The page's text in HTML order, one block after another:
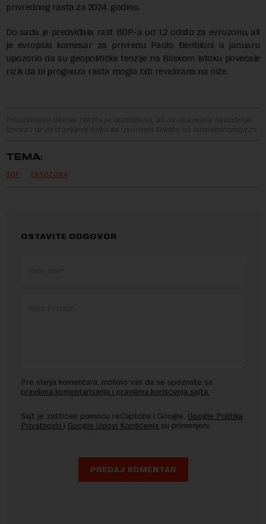
privrednog rasta za 2024. godinu.
Do sada je predviđala rast BDP-a od 1,2 odsto za evrozonu, ali
je evropski komesar za privredu Paolo Đentiloni u januaru
upozorio da su geopolitičke tenzije na Bliskom istoku povećale
rizik da bi prognoza rasta mogla biti revidirana na niže.
Preuzimanje delova teksta je dozvoljeno, ali uz obavezno navođenje
izvora i uz postavljanje linka ka izvornom tekstu na novaekonomija.rs
TEMA:
BDP EVROZONA
OSTAVITE ODGOVOR
Pre slanja komentara, molimo vas da se upoznate sa
pravilima komentarisanja i pravilima korišćenja sajta.
Sajt je zaštićen pomocu reCaptcha i Google. Google Politika
Privatnosti i Google Uslovi Korišćenja su primenjeni.